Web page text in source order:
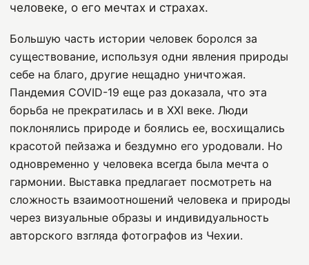
человеке, о его мечтах и страхах.
Большую часть истории человек боролся за
существование, используя одни явления природы
себе на благо, другие нещадно уничтожая.
Пандемия COVID-19 еще раз доказала, что эта
борьба не прекратилась и в XXI веке. Люди
поклонялись природе и боялись ее, восхищались
красотой пейзажа и бездумно его уродовали. Но
одновременно у человека всегда была мечта о
гармонии. Выставка предлагает посмотреть на
сложность взаимоотношений человека и природы
через визуальные образы и индивидуальность
авторского взгляда фотографов из Чехии.